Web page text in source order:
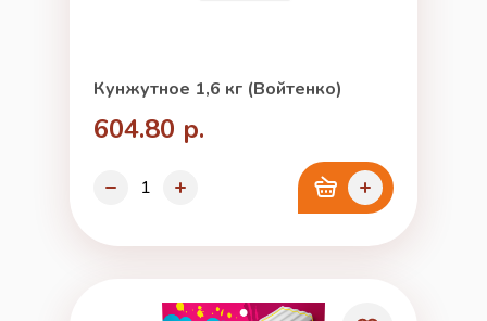
Кунжутное 1,6 кг (Войтенко)
604.80 р.